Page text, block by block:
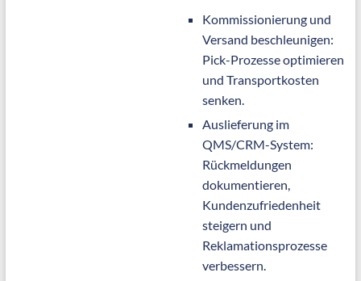
Kommissionierung und
Versand beschleunigen:
Pick-Prozesse optimieren
und Transportkosten
senken.
Auslieferung im
QMS/CRM-System:
Rückmeldungen
dokumentieren,
Kundenzufriedenheit
steigern und
Reklamationsprozesse
verbessern.